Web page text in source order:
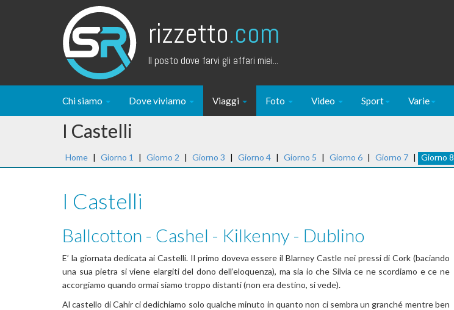
rizzetto.com
Il posto dove farvi gli affari miei...
Chi siamo Dove viviamo Viaggi Foto Video Sport Varie
I Castelli
Home | Giorno 1 | Giorno 2 | Giorno 3 | Giorno 4 | Giorno 5 | Giorno 6 | Giorno 7 | Giorno 8
I Castelli
Ballcotton - Cashel - Kilkenny - Dublino
E’ la giornata dedicata ai Castelli. Il primo doveva essere il Blarney Castle nei pressi di Cork (baciando
una sua pietra si viene elargiti del dono dell’eloquenza), ma sia io che Silvia ce ne scordiamo e ce ne
accorgiamo quando ormai siamo troppo distanti (non era destino, si vede).
Al castello di Cahir ci dedichiamo solo qualche minuto in quanto non ci sembra un granché mentre ben